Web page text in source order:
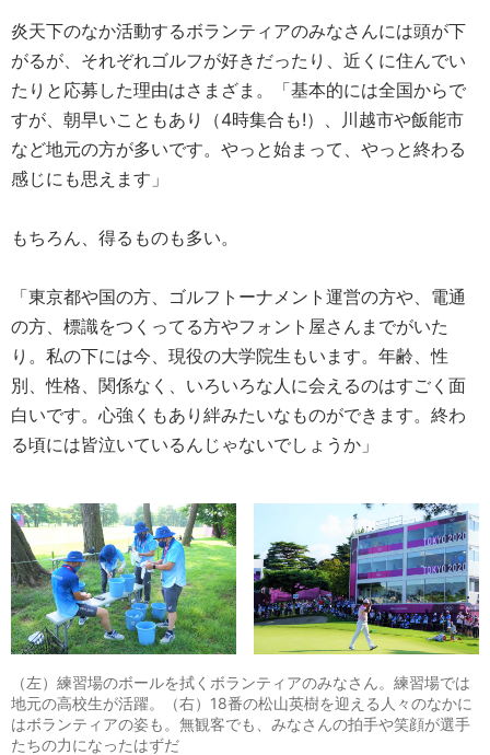
炎天下のなか活動するボランティアのみなさんには頭が下
がるが、それぞれゴルフが好きだったり、近くに住んでい
たりと応募した理由はさまざま。「基本的には全国からで
すが、朝早いこともあり（4時集合も!）、川越市や飯能市
など地元の方が多いです。やっと始まって、やっと終わる
感じにも思えます」
もちろん、得るものも多い。
「東京都や国の方、ゴルフトーナメント運営の方や、電通
の方、標識をつくってる方やフォント屋さんまでがいた
り。私の下には今、現役の大学院生もいます。年齢、性
別、性格、関係なく、いろいろな人に会えるのはすごく面
白いです。心強くもあり絆みたいなものができます。終わ
る頃には皆泣いているんじゃないでしょうか」
（左）練習場のボールを拭くボランティアのみなさん。練習場では
地元の高校生が活躍。（右）18番の松山英樹を迎える人々のなかに
はボランティアの姿も。無観客でも、みなさんの拍手や笑顔が選手
たちの力になったはずだ